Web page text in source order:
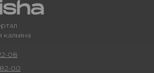
кальяна
08
00